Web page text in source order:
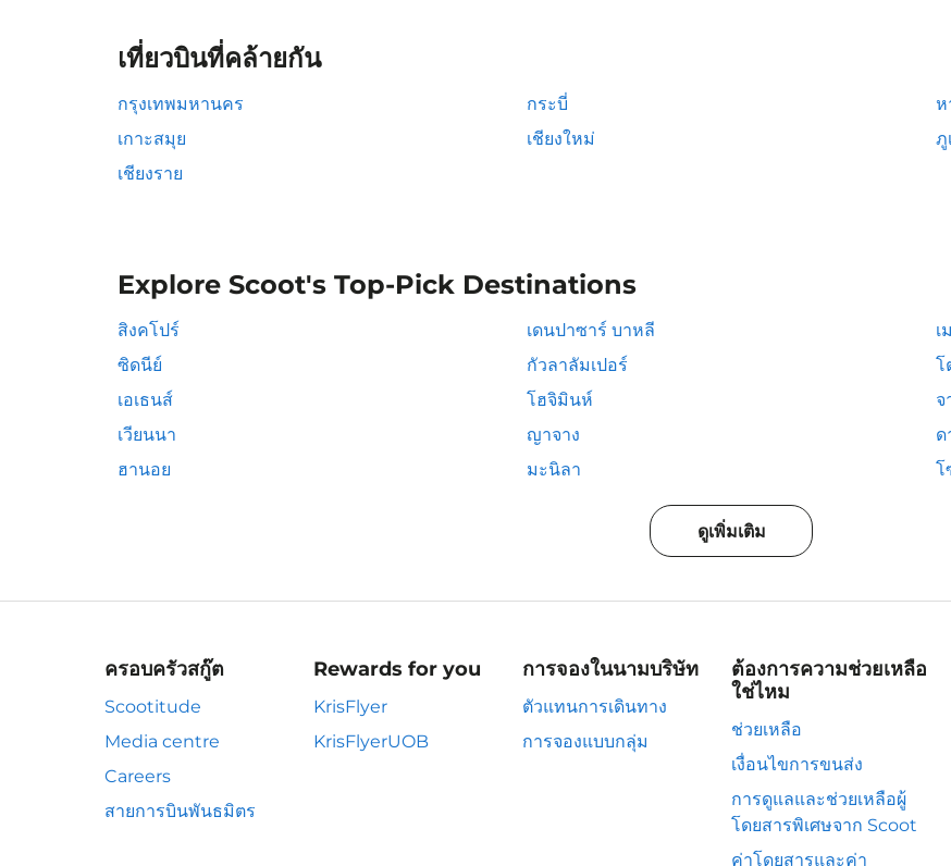
เที่ยวบินที่คล้ายกัน
กรุงเทพมหานคร กระบี่
ห
เกาะสมุย
เชียงใหม่
ภู
เชียงราย
Explore Scoot's Top-Pick Destinations
สิงคโปร์ เดนปาซาร์ บาหลี
เ
ซิดนีย์
กัวลาลัมเปอร์
โ
เอเธนส์
โฮจิมินห์
จ
เวียนนา
ญาจาง
ด
ฮานอย
มะนิลา โ
ดูเพิ่มเติม
ครอบครัวสกู๊ต
Scootitude
Media centre
Careers
สายการบินพันธมิตร
Rewards for you
KrisFlyer
KrisFlyerUOB
การจองในนามบริษัท
ตัวแทนการเดินทาง
การจองแบบกลุ่ม
ต้องการความช่วยเหลือ
ใช่ไหม
ช่วยเหลือ
เงื่อนไขการขนส่ง
การดูแลและช่วยเหลือผู้
โดยสารพิเศษจาก Scoot
ค่าโดยสารและค่า